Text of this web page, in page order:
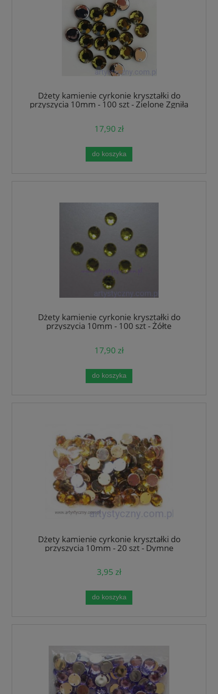
Dżety kamienie cyrkonie kryształki do
przyszycia 10mm - 100 szt - Zielone Zgniła
17,90 zł
do koszyka
Dżety kamienie cyrkonie kryształki do
przyszycia 10mm - 100 szt - Żółte
17,90 zł
do koszyka
Dżety kamienie cyrkonie kryształki do
przyszycia 10mm - 20 szt - Dymne
3,95 zł
do koszyka